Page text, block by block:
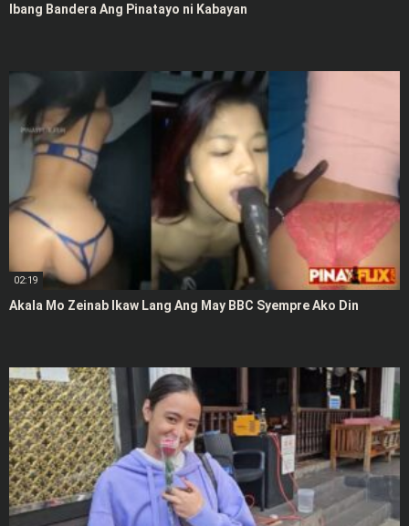
Ibang Bandera Ang Pinatayo ni Kabayan
02:19
Akala Mo Zeinab Ikaw Lang Ang May BBC Syempre Ako Din